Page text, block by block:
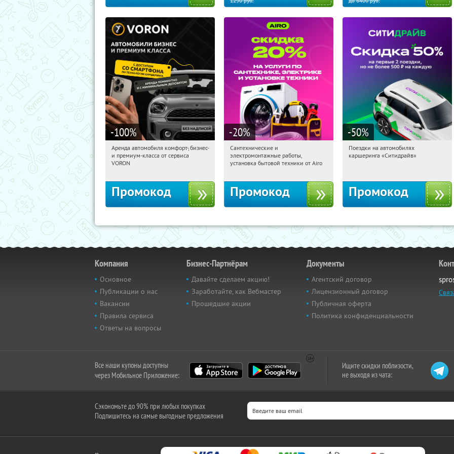
-100%
16:38:12 Получили:80
Автозаводская
Аренда автомобиля комфорт-, бизнес-
и премиум-класса от сервиса
VORON
Промокод
-20%
16:38:12
г. Москва
Сантехнические и
электромонтажные работы,
установка бытовой техники от Airo
Промокод
-50%
16:38:12
Получи первым!
Поездки на автомобилях
каршеринга «Ситидрайв»
Промокод
Компания
Основное
Публикации о нас
Вакансии
Правила сервиса
Ответы на вопросы
Бизнес-Партнёрам
Давайте сделаем акцию!
Заработайте, как Вебмастер
Прошедшие акции
Документы
Агентский договор
Лицензионный договор
Публичная оферта
Политика конфиденциальности
Все наши купоны доступны
через Мобильное Приложение:
Ищите скидки поблизости,
не выходя из чата:
Сэкономьте до 90% при любых покупках
Подпишитесь на самые выгодные предложения